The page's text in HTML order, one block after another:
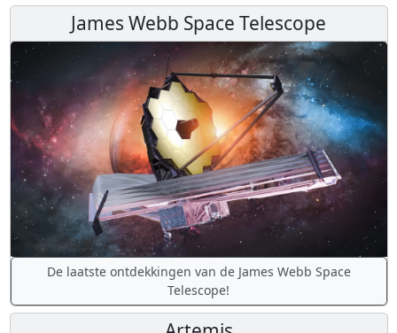
James Webb Space Telescope
De laatste ontdekkingen van de James Webb Space
Telescope!